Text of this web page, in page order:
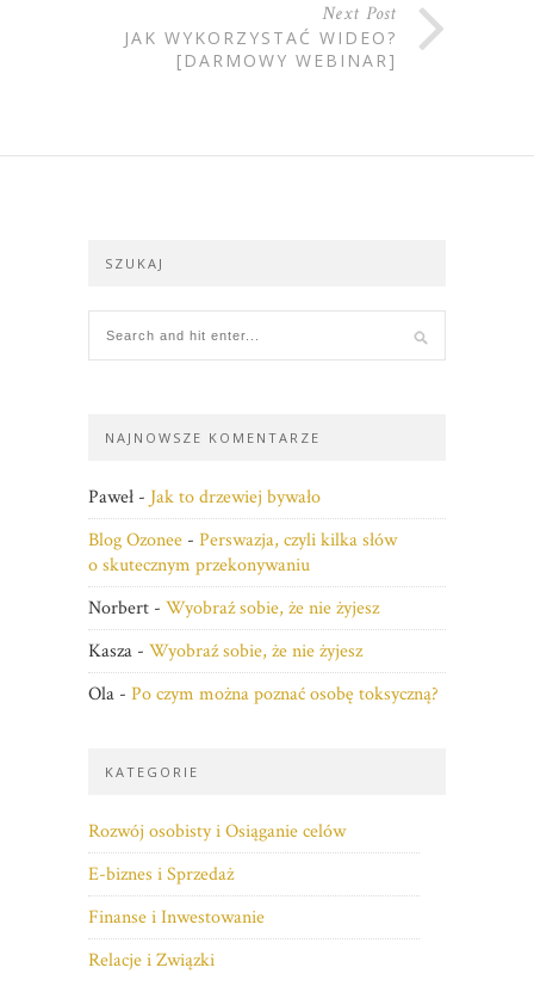
Next Post
JAK WYKORZYSTAĆ WIDEO?
[DARMOWY WEBINAR]
SZUKAJ
NAJNOWSZE KOMENTARZE
Paweł - Jak to drzewiej bywało
Blog Ozonee - Perswazja, czyli kilka słów
o skutecznym przekonywaniu
Norbert - Wyobraź sobie, że nie żyjesz
Kasza - Wyobraź sobie, że nie żyjesz
Ola - Po czym można poznać osobę toksyczną?
KATEGORIE
Rozwój osobisty i Osiąganie celów
E-biznes i Sprzedaż
Finanse i Inwestowanie
Relacje i Związki